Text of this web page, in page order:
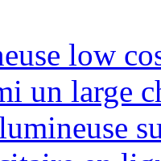
low
un large